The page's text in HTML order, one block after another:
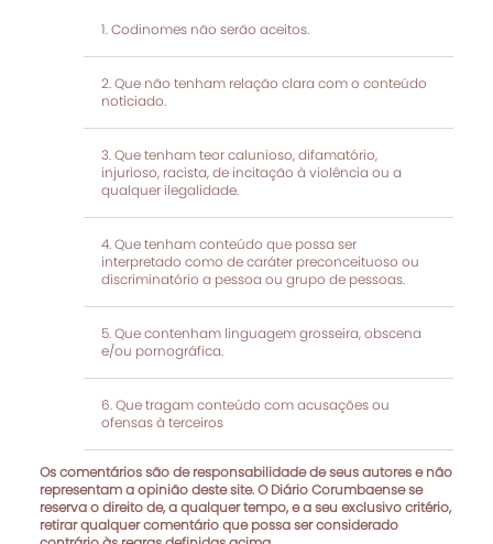
Codinomes não serão aceitos.
Que não tenham relação clara com o conteúdo
noticiado.
Que tenham teor calunioso, difamatório,
injurioso, racista, de incitação à violência ou a
qualquer ilegalidade.
Que tenham conteúdo que possa ser
interpretado como de caráter preconceituoso ou
discriminatório a pessoa ou grupo de pessoas.
Que contenham linguagem grosseira, obscena
e/ou pornográfica.
Que tragam conteúdo com acusações ou
ofensas à terceiros
Os comentários são de responsabilidade de seus autores e não
representam a opinião deste site. O Diário Corumbaense se
reserva o direito de, a qualquer tempo, e a seu exclusivo critério,
retirar qualquer comentário que possa ser considerado